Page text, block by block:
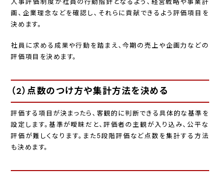
人事評価制度が社員の行動指針となるよう、経営戦略や事業計
画、企業理念などを確認し、それらに貢献できるよう評価項目を
決めます。
社員に求める成果や行動を踏まえ、今期の売上や企画力などの
評価項目を決めます。
（2）点数のつけ方や集計方法を決める
評価する項目が決まったら、客観的に判断できる具体的な基準を
設定します。基準が曖昧だと、評価者の主観が入り込み、公平な
評価が難しくなります。また5段階評価など点数を集計する方法
も決めます。